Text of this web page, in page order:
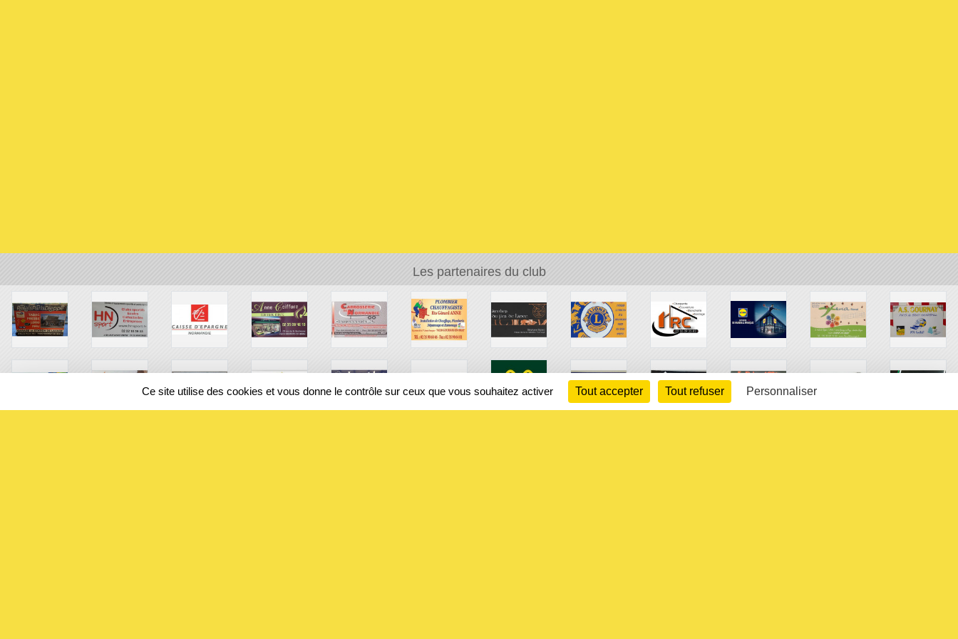
Les partenaires du club
Ce site utilise des cookies et vous donne le contrôle sur ceux que vous souhaitez activer Tout accepter Tout refuser Personnaliser